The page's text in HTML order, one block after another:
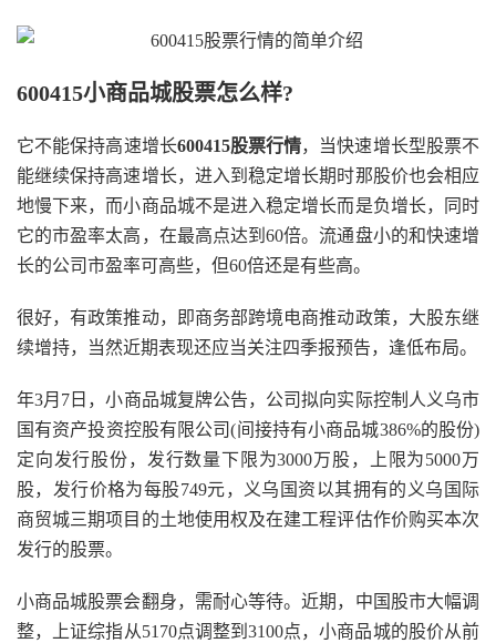
600415小商品城股票怎么样?
它不能保持高速增长600415股票行情，当快速增长型股票不
能继续保持高速增长，进入到稳定增长期时那股价也会相应
地慢下来，而小商品城不是进入稳定增长而是负增长，同时
它的市盈率太高，在最高点达到60倍。流通盘小的和快速增
长的公司市盈率可高些，但60倍还是有些高。
很好，有政策推动，即商务部跨境电商推动政策，大股东继
续增持，当然近期表现还应当关注四季报预告，逢低布局。
年3月7日，小商品城复牌公告，公司拟向实际控制人义乌市
国有资产投资控股有限公司(间接持有小商品城386%的股份)
定向发行股份，发行数量下限为3000万股，上限为5000万
股，发行价格为每股749元，义乌国资以其拥有的义乌国际
商贸城三期项目的土地使用权及在建工程评估作价购买本次
发行的股票。
小商品城股票会翻身，需耐心等待。近期，中国股市大幅调
整，上证综指从5170点调整到3100点，小商品城的股价从前